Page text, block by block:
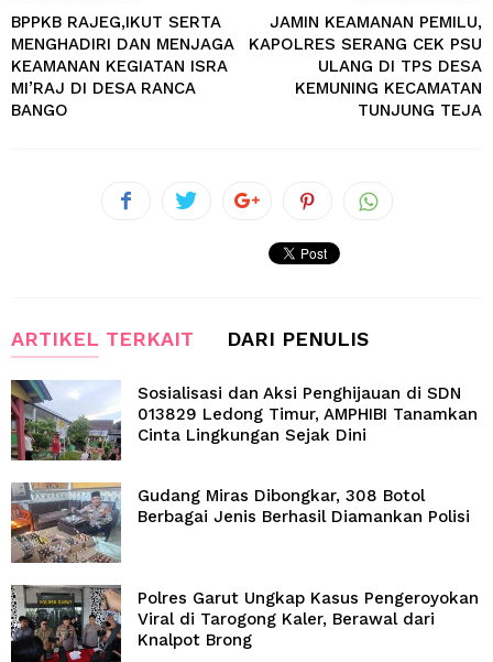
BPPKB RAJEG,IKUT SERTA
MENGHADIRI DAN MENJAGA
KEAMANAN KEGIATAN ISRA
MI’RAJ DI DESA RANCA
BANGO
JAMIN KEAMANAN PEMILU,
KAPOLRES SERANG CEK PSU
ULANG DI TPS DESA
KEMUNING KECAMATAN
TUNJUNG TEJA
ARTIKEL TERKAIT DARI PENULIS
Sosialisasi dan Aksi Penghijauan di SDN
013829 Ledong Timur, AMPHIBI Tanamkan
Cinta Lingkungan Sejak Dini
Gudang Miras Dibongkar, 308 Botol
Berbagai Jenis Berhasil Diamankan Polisi
Polres Garut Ungkap Kasus Pengeroyokan
Viral di Tarogong Kaler, Berawal dari
Knalpot Brong